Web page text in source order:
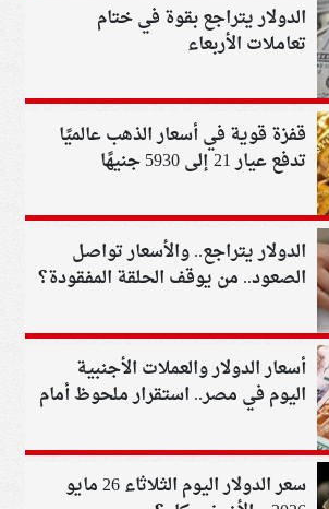
الدولار يتراجع بقوة في ختام
تعاملات الأربعاء
قفزة قوية في أسعار الذهب عالميًا
تدفع عيار 21 إلى 5930 جنيهًا
الدولار يتراجع.. والأسعار تواصل
الصعود.. من يوقف الحلقة المفقودة؟
أسعار الدولار والعملات الأجنبية
اليوم في مصر.. استقرار ملحوظ أمام
سعر الدولار اليوم الثلاثاء 26 مايو